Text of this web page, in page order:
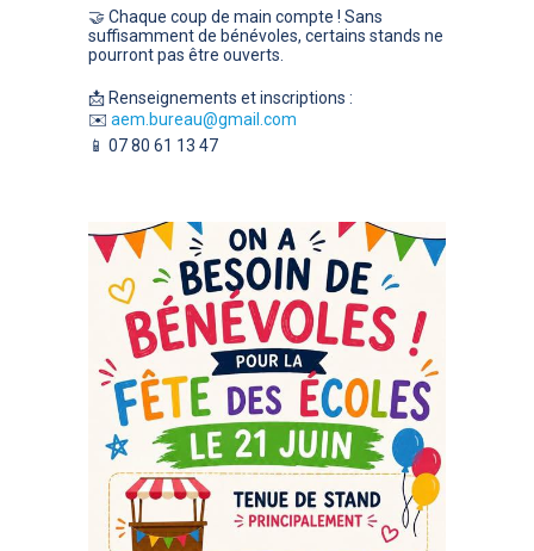
🤝 Chaque coup de main compte ! Sans
suffisamment de bénévoles, certains stands ne
pourront pas être ouverts.
📩 Renseignements et inscriptions :
✉️ aem.bureau@gmail.com
📱 07 80 61 13 47